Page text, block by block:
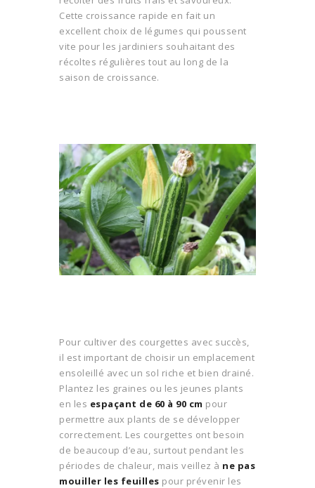
Cette croissance rapide en fait un
excellent choix de légumes qui poussent
vite pour les jardiniers souhaitant des
récoltes régulières tout au long de la
saison de croissance.
Pour cultiver des courgettes avec succès,
il est important de choisir un emplacement
ensoleillé avec un sol riche et bien drainé.
Plantez les graines ou les jeunes plants
en les espaçant de 60 à 90 cm pour
permettre aux plants de se développer
correctement. Les courgettes ont besoin
de beaucoup d’eau, surtout pendant les
périodes de chaleur, mais veillez à ne pas
mouiller les feuilles pour prévenir les